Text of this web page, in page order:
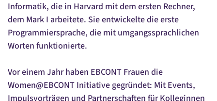
Informatik, die in Harvard mit dem ersten Rechner,
dem Mark I arbeitete. Sie entwickelte die erste
Programmiersprache, die mit umgangssprachlichen
Worten funktionierte.
Vor einem Jahr haben EBCONT Frauen die
Women@EBCONT Initiative gegründet: Mit Events,
Impulsvorträgen und Partnerschaften für Kolleginnen